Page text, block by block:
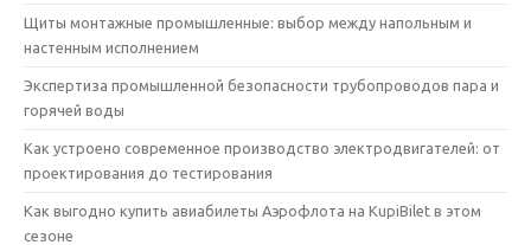
Щиты монтажные промышленные: выбор между напольным и
настенным исполнением
Экспертиза промышленной безопасности трубопроводов пара и
горячей воды
Как устроено современное производство электродвигателей: от
проектирования до тестирования
Как выгодно купить авиабилеты Аэрофлота на KupiBilet в этом
сезоне